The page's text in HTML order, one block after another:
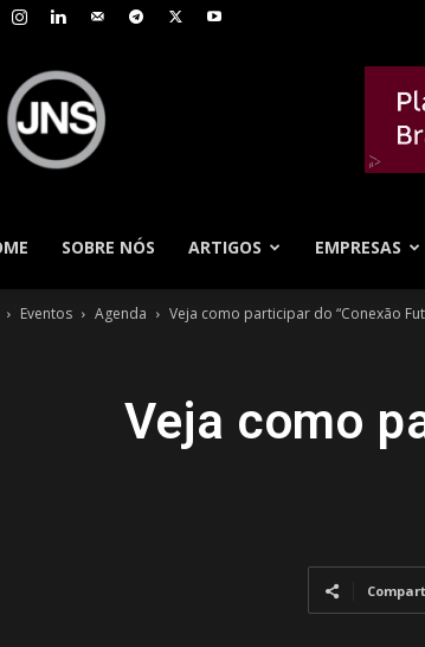
SOBRE NÓS ARTIGOS EMPRESAS
Eventos Agenda Veja como participar do “Conexão
Veja como